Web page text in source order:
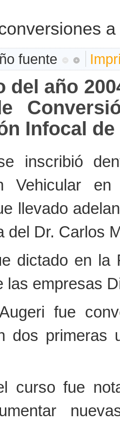
fuente
del año
Infocal
inscribió
Vehicular
llevado
del Dr. Carlos
dictado en la
las empresas
fue
dos primeras
curso fue